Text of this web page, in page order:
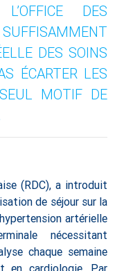
DES
DES SOINS
ÉCARTER LES
MOTIF DE
(RDC), a introduit
de séjour sur la
artérielle
nécessitant
chaque semaine